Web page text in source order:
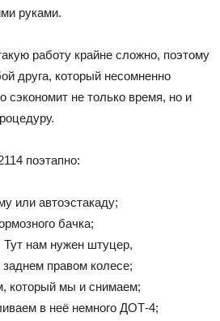
руками.
работу крайне сложно, поэтому
друга, который несомненно
сэкономит не только время, но и
поэтапно:
или автоэстакаду;
бачка;
нам нужен штуцер,
правом колесе;
который мы и снимаем;
в неё немного ДОТ-4;